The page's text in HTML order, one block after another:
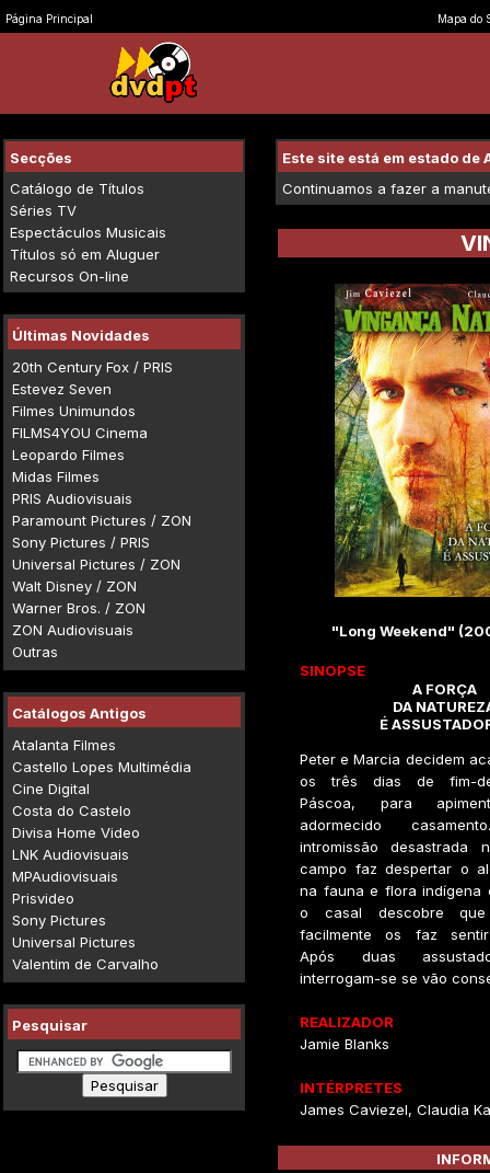
Página Principal Mapa do
Secções
Catálogo de Títulos
Séries TV
Espectáculos Musicais
Títulos só em Aluguer
Recursos On-line
Últimas Novidades
20th Century Fox / PRIS
Estevez Seven
Filmes Unimundos
FILMS4YOU Cinema
Leopardo Filmes
Midas Filmes
PRIS Audiovisuais
Paramount Pictures / ZON
Sony Pictures / PRIS
Universal Pictures / ZON
Walt Disney / ZON
Warner Bros. / ZON
ZON Audiovisuais
Outras
Catálogos Antigos
Atalanta Filmes
Castello Lopes Multimédia
Cine Digital
Costa do Castelo
Divisa Home Video
LNK Audiovisuais
MPAudiovisuais
Prisvideo
Sony Pictures
Universal Pictures
Valentim de Carvalho
Pesquisar
Este site está em estado de
Continuamos a fazer a
"Long Weekend"
SINOPSE
A FORÇA
DA
É
Peter e Marcia decidem
os três dias de fim-
Páscoa, para
adormecido
intromissão desastrada
campo faz despertar o
na fauna e flora indígena
o casal descobre
facilmente os faz sentir
Após duas
interrogam-se se vão
REALIZADOR
Jamie Blanks
INTÉRPRETES
James Caviezel, Claudia